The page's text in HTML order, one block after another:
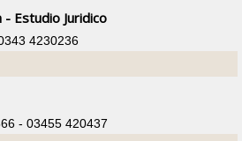
Estudio Juridico
4230236
- 03455 420437